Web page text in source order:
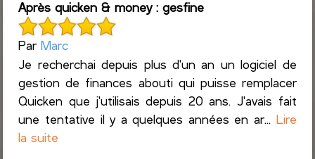
Après quicken & money : gesfine
ParMarc
Je recherchai depuis plus d'un an un logiciel de
gestion de finances abouti qui puisse remplacer
Quicken que j'utilisais depuis 20 ans. J'avais fait
une tentative il y a quelques années en ar... Lire
la suite